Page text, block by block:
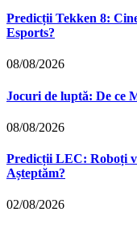
Predicții Tekken 8:
Esports?
08/08/2026
Jocuri de luptă: De ce
08/08/2026
Predicții LEC: Roboți
Așteptăm?
02/08/2026